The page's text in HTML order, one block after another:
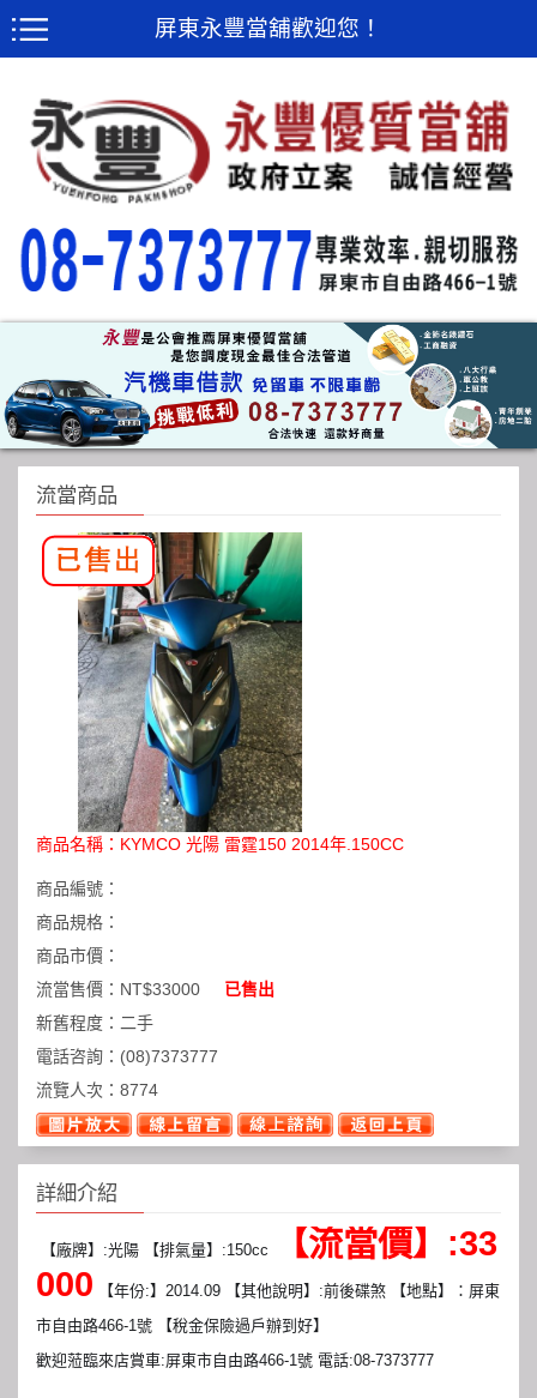
屏東永豐當舖歡迎您！
流當商品
商品名稱： KYMCO 光陽 雷霆150 2014年.150CC
商品編號：
商品規格：
商品市價：
流當售價： NT$33000
已售出
新舊程度： 二手
電話咨詢： (08)7373777
流覽人次： 8774
詳細介紹
【廠牌】:光陽 【排氣量】:150cc
【流當價】:33
000 【年份:】2014.09 【其他說明】:前後碟煞 【地點】：屏東
市自由路466-1號 【稅金保險過戶辦到好】
歡迎蒞臨來店賞車:屏東市自由路466-1號 電話:08-7373777